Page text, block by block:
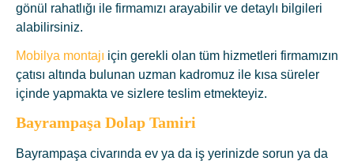
gönül rahatlığı ile firmamızı arayabilir ve detaylı bilgileri
alabilirsiniz.
Mobilya montajı için gerekli olan tüm hizmetleri firmamızın
çatısı altında bulunan uzman kadromuz ile kısa süreler
içinde yapmakta ve sizlere teslim etmekteyiz.
Bayrampaşa Dolap Tamiri
Bayrampaşa civarında ev ya da iş yerinizde sorun ya da